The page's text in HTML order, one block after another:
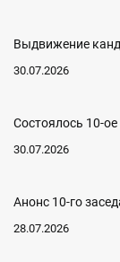
Выдвижение
30.07.2026
Состоялось 10-
30.07.2026
Анонс 10-го
28.07.2026